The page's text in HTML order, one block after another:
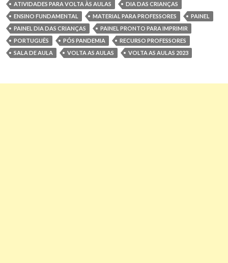
ATIVIDADES PARA VOLTA ÀS AULAS
DIA DAS CRIANÇAS
ENSINO FUNDAMENTAL
MATERIAL PARA PROFESSORES
PAINEL
PAINEL DIA DAS CRIANÇAS
PAINEL PRONTO PARA IMPRIMIR
PORTUGUÊS
PÓS PANDEMIA
RECURSO PROFESSORES
SALA DE AULA
VOLTA AS AULAS VOLTA AS AULAS 2023